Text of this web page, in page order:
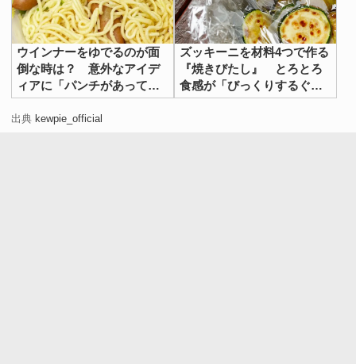
ウインナーをゆでるのが面
倒な時は？ 意外なアイデ
ィアに「パンチがあってう
まい！」
ズッキーニを材料4つで作る
『焼きびたし』 とろとろ
食感が「びっくりするぐら
いおいしい」
出典 kewpie_official